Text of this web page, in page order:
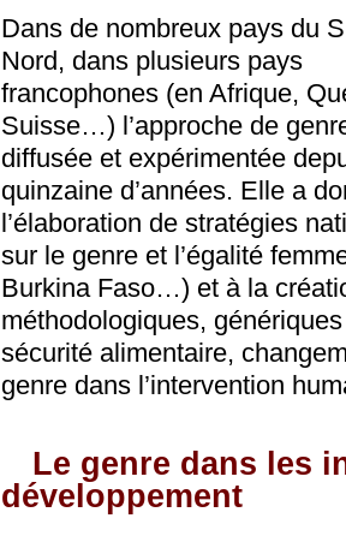
Dans de nombreux pays du
Nord, dans plusieurs pays
francophones (en Afrique,
Suisse…) l’approche de
diffusée et expérimentée
quinzaine d’années. Elle a
l’élaboration de stratégies
sur le genre et l’égalité
Burkina Faso…) et à la
méthodologiques,
sécurité alimentaire,
genre dans l’intervention
Le genre dans les
développement